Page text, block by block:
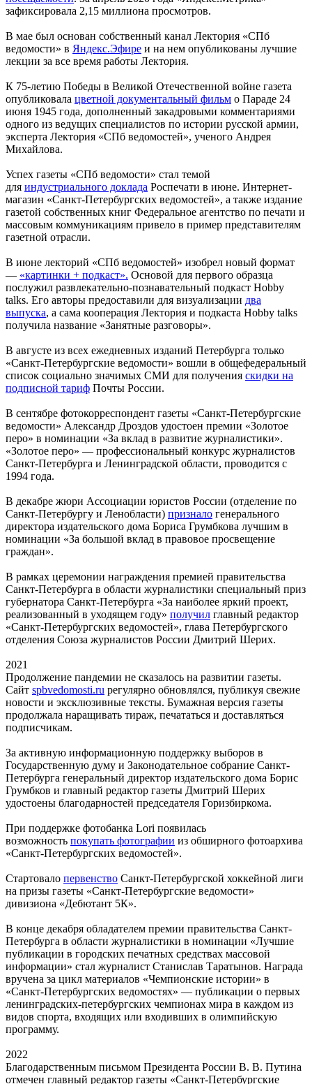
зафиксировала 2,15 миллиона просмотров.
В мае был основан собственный канал Лектория «СПб
ведомости» в Яндекс.Эфире и на нем опубликованы лучшие
лекции за все время работы Лектория.
К 75-летию Победы в Великой Отечественной войне газета
опубликовала цветной документальный фильм о Параде 24
июня 1945 года, дополненный закадровыми комментариями
одного из ведущих специалистов по истории русской армии,
эксперта Лектория «СПб ведомостей», ученого Андрея
Михайлова.
Успех газеты «СПб ведомости» стал темой
для индустриального доклада Роспечати в июне. Интернет-
магазин «Санкт-Петербургских ведомостей», а также издание
газетой собственных книг Федеральное агентство по печати и
массовым коммуникациям привело в пример представителям
газетной отрасли.
В июне лекторий «СПб ведомостей» изобрел новый формат
— «картинки + подкаст». Основой для первого образца
послужил развлекательно-познавательный подкаст Hobby
talks. Его авторы предоставили для визуализации два
выпуска, а сама кооперация Лектория и подкаста Hobby talks
получила название «Занятные разговоры».
В августе из всех ежедневных изданий Петербурга только
«Санкт-Петербургские ведомости» вошли в общефедеральный
список социально значимых СМИ для получения скидки на
подписной тариф Почты России.
В сентябре фотокорреспондент газеты «Санкт-Петербургские
ведомости» Александр Дроздов удостоен премии «Золотое
перо» в номинации «За вклад в развитие журналистики».
«Золотое перо» — профессиональный конкурс журналистов
Санкт-Петербурга и Ленинградской области, проводится с
1994 года.
В декабре жюри Ассоциации юристов России (отделение по
Санкт-Петербургу и Ленобласти) признало генерального
директора издательского дома Бориса Грумбкова лучшим в
номинации «За большой вклад в правовое просвещение
граждан».
В рамках церемонии награждения премией правительства
Санкт-Петербурга в области журналистики специальный приз
губернатора Санкт-Петербурга «За наиболее яркий проект,
реализованный в уходящем году» получил главный редактор
«Санкт-Петербургских ведомостей», глава Петербургского
отделения Союза журналистов России Дмитрий Шерих.
2021
Продолжение пандемии не сказалось на развитии газеты.
Сайт spbvedomosti.ru регулярно обновлялся, публикуя свежие
новости и эксклюзивные тексты. Бумажная версия газеты
продолжала наращивать тираж, печататься и доставляться
подписчикам.
За активную информационную поддержку выборов в
Государственную думу и Законодательное собрание Санкт-
Петербурга генеральный директор издательского дома Борис
Грумбков и главный редактор газеты Дмитрий Шерих
удостоены благодарностей председателя Горизбиркома.
При поддержке фотобанка Lori появилась
возможность покупать фотографии из обширного фотоархива
«Санкт-Петербургских ведомостей».
Стартовало первенство Санкт-Петербургской хоккейной лиги
на призы газеты «Санкт-Петербургские ведомости»
дивизиона «Дебютант 5К».
В конце декабря обладателем премии правительства Санкт-
Петербурга в области журналистики в номинации «Лучшие
публикации в городских печатных средствах массовой
информации» стал журналист Станислав Таратынов. Награда
вручена за цикл материалов «Чемпионские истории» в
«Санкт-Петербургских ведомостях» — публикации о первых
ленинградских-петербургских чемпионах мира в каждом из
видов спорта, входящих или входивших в олимпийскую
программу.
2022
Благодарственным письмом Президента России В. В. Путина
отмечен главный редактор газеты «Санкт-Петербургские